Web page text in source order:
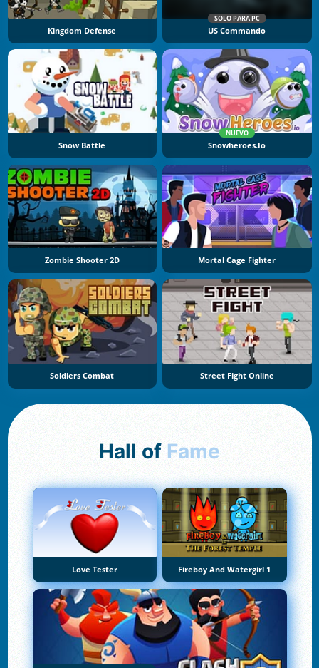
Kingdom Defense
SOLO PARA PC
US Commando
Snow Battle
NUEVO
Snowheroes.io
Zombie Shooter 2D Mortal Cage Fighter
Soldiers Combat Street Fight Online
Hall of Fame
Love Tester Fireboy And Watergirl 1